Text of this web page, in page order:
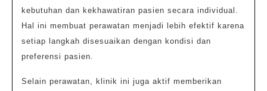
kebutuhan dan kekhawatiran pasien secara individual.
Hal ini membuat perawatan menjadi lebih efektif karena
setiap langkah disesuaikan dengan kondisi dan
preferensi pasien.
Selain perawatan, klinik ini juga aktif memberikan